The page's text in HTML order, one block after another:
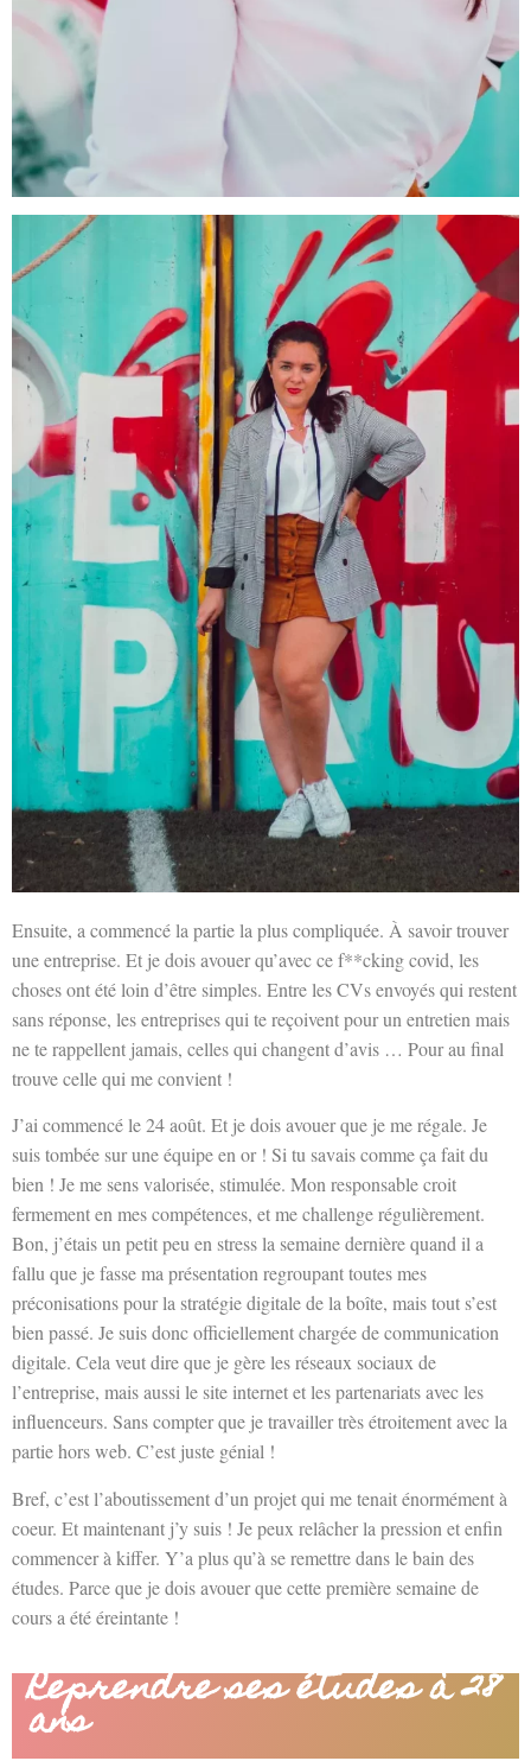
Ensuite, a commencé la partie la plus compliquée. À savoir trouver
une entreprise. Et je dois avouer qu’avec ce f**cking covid, les
choses ont été loin d’être simples. Entre les CVs envoyés qui restent
sans réponse, les entreprises qui te reçoivent pour un entretien mais
ne te rappellent jamais, celles qui changent d’avis … Pour au final
trouve celle qui me convient !
J’ai commencé le 24 août. Et je dois avouer que je me régale. Je
suis tombée sur une équipe en or ! Si tu savais comme ça fait du
bien ! Je me sens valorisée, stimulée. Mon responsable croit
fermement en mes compétences, et me challenge régulièrement.
Bon, j’étais un petit peu en stress la semaine dernière quand il a
fallu que je fasse ma présentation regroupant toutes mes
préconisations pour la stratégie digitale de la boîte, mais tout s’est
bien passé. Je suis donc officiellement chargée de communication
digitale. Cela veut dire que je gère les réseaux sociaux de
l’entreprise, mais aussi le site internet et les partenariats avec les
influenceurs. Sans compter que je travailler très étroitement avec la
partie hors web. C’est juste génial !
Bref, c’est l’aboutissement d’un projet qui me tenait énormément à
coeur. Et maintenant j’y suis ! Je peux relâcher la pression et enfin
commencer à kiffer. Y’a plus qu’à se remettre dans le bain des
études. Parce que je dois avouer que cette première semaine de
cours a été éreintante !
Reprendre ses études à 28
ans